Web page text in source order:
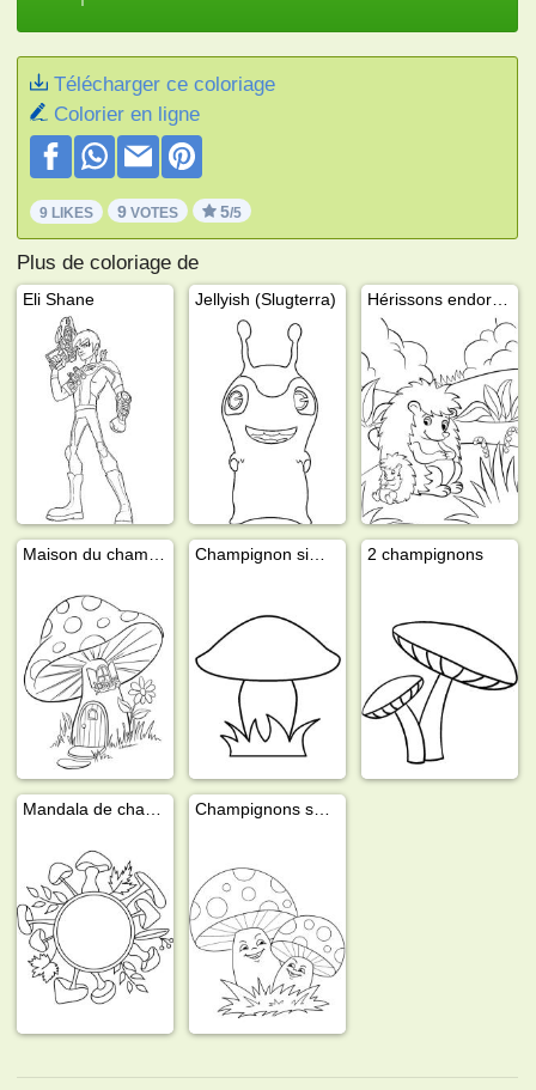
Télécharger ce coloriage
Colorier en ligne
9 LIKES 9 VOTES 5/5
Plus de coloriage de
Eli Shane Jellyish (Slugterra)
2 champignons